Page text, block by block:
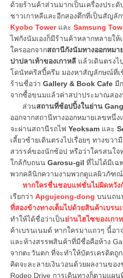
ด้วยร้านค้าส่วนมากเป็นเครื่องประ
ชาวเกาหลีและอีกสองตึกที่เป็นสัญลั
Kyobo Towerและ Samsung
ไฟกังนัมเองก็มีร้านค้าหลากหล
ใครออกจากสถานีกังนัมทางออกหมา
ปาปลาเท้าของเกาหลี แล้วเดินตรง
โดนัทคริสปี้ครีม มองหาสัญลักษณ์ที่เ
ร้านชื่อว่า Gallery & Book Cafe มี
จากซื้อขนมแล้วค่าสปาประมาณสอ
ส่วนสถานที่ช้อปปิ้งในย่าน
ออกจากสถานีทางออกหมายเลขหนึ่ง
จะผ่านสถานีรถไฟ Yeoksam และ
เลี้ยวซ้ายเดินตรงไปเรื่อยๆ ทางขวา
สวรรค์ของนักช้อป หรือว่าใครสนใจ
ใกล้กับถนน Garosu-gil ที่ไม่ได้มีเฉ
พวกคลินิกความงามพวกดูแลผิวภัฑ
หากใครชื่นชอบแฟชั่นไม่ผิดหวั
เรียกว่า Apgujeong-dong บนนถน
ที่สองข้างทางเต็มไปด้วยสินค้าเบรน
ทำให้ได้ชื่อว่าเป็นย่านไฮไซของเกา
ค้าเบรนเนมด์ หากใครมาแถวๆ นี้อา
และห้างสรรพสินค้าที่มีชื่อคือห้าง
จากตะวันตก ที่จะทำให้บัตรเครดิตถู
คิดจะละลายเงินวอนด้วยผลงานขอ
Rodeo Drive การเดินทางก็ตามแผ